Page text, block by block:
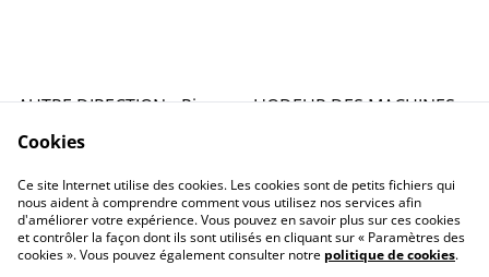
AUTRE DIRECTION • Pierre
L'ODEUR DES MACHINES •
Cookies
Ce site Internet utilise des cookies. Les cookies sont de petits fichiers qui
nous aident à comprendre comment vous utilisez nos services afin
d'améliorer votre expérience. Vous pouvez en savoir plus sur ces cookies
et contrôler la façon dont ils sont utilisés en cliquant sur « Paramètres des
cookies ». Vous pouvez également consulter notre politique de cookies.